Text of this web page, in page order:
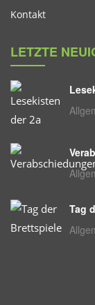
Kontakt
LETZTE
Tag